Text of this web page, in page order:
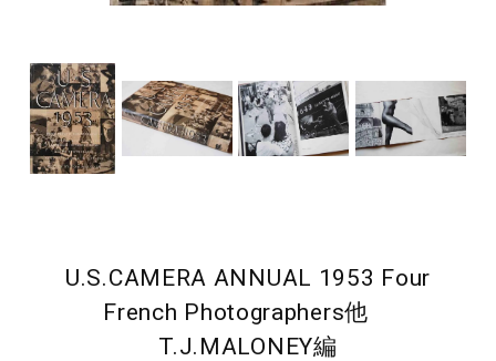
U.S.CAMERA ANNUAL 1953 Four
French Photographers他
T.J.MALONEY編